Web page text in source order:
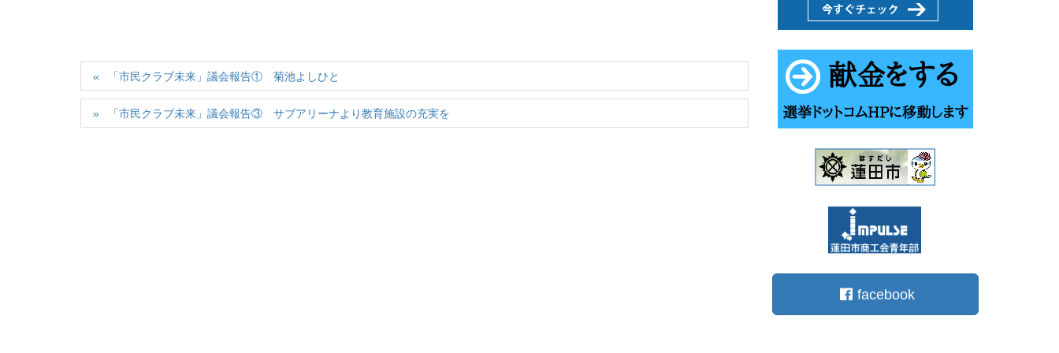
「市民クラブ未来」議会報告① 菊池よしひと
「市民クラブ未来」議会報告③ サブアリーナより教育施設の充実を
facebook